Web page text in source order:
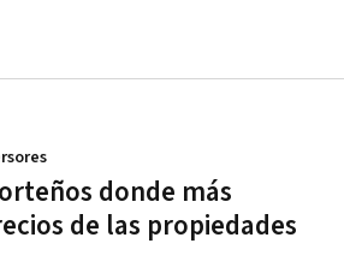
donde más
de las propiedades